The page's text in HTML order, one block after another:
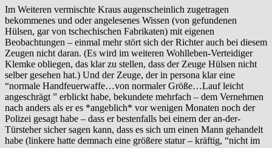
Im Weiteren vermischte Kraus augenscheinlich zugetragen
bekommenes und oder angelesenes Wissen (von gefundenen
Hülsen, gar von tschechischen Fabrikaten) mit eigenen
Beobachtungen – einmal mehr stört sich der Richter auch bei diesem
Zeugen nicht daran. (Es wird im weiteren Wohlleben-Verteidiger
Klemke obliegen, das klar zu stellen, dass der Zeuge Hülsen nicht
selber gesehen hat.) Und der Zeuge, der in persona klar eine
“normale Handfeuerwaffe…von normaler Größe…Lauf leicht
angeschrägt ” erblickt habe, bekundete mehrfach – dem Vernehmen
nach anders als er es *angeblich* vor wenigen Monaten noch der
Polizei gesagt habe – dass er bestenfalls bei einem der an-der-
Türsteher sicher sagen kann, dass es sich um einen Mann gehandelt
habe (linkere hatte demnach eine größere statur – kräftig, “nicht im